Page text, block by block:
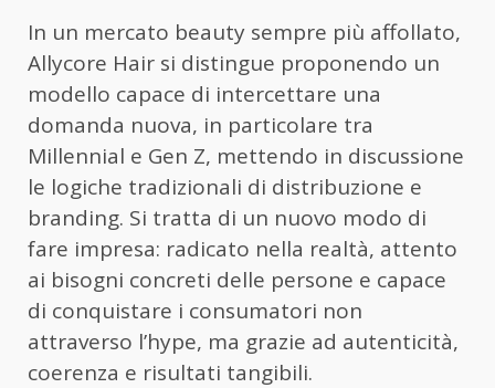
In un mercato beauty sempre più affollato,
Allycore Hair si distingue proponendo un
modello capace di intercettare una
domanda nuova, in particolare tra
Millennial e Gen Z, mettendo in discussione
le logiche tradizionali di distribuzione e
branding. Si tratta di un nuovo modo di
fare impresa: radicato nella realtà, attento
ai bisogni concreti delle persone e capace
di conquistare i consumatori non
attraverso l’hype, ma grazie ad autenticità,
coerenza e risultati tangibili.